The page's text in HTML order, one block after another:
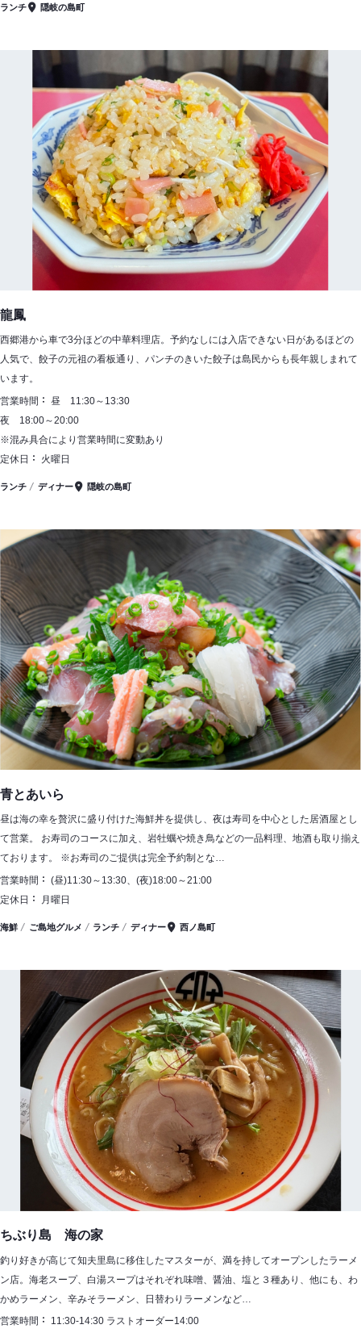
ランチ 隠岐の島町
龍鳳
西郷港から車で3分ほどの中華料理店。予約なしには入店できない日があるほどの
人気で、餃子の元祖の看板通り、パンチのきいた餃子は島民からも長年親しまれて
います。
営業時間
昼 11:30～13:30
夜 18:00～20:00
※混み具合により営業時間に変動あり
定休日
火曜日
ランチ ディナー 隠岐の島町
青とあいら
昼は海の幸を贅沢に盛り付けた海鮮丼を提供し、夜は寿司を中心とした居酒屋とし
て営業。 お寿司のコースに加え、岩牡蠣や焼き鳥などの一品料理、地酒も取り揃え
ております。 ※お寿司のご提供は完全予約制とな…
営業時間
(昼)11:30～13:30、(夜)18:00～21:00
定休日
月曜日
海鮮 ご島地グルメ ランチ ディナー 西ノ島町
ちぶり島 海の家
釣り好きが高じて知夫里島に移住したマスターが、満を持してオープンしたラーメ
ン店。海老スープ、白湯スープはそれぞれ味噌、醤油、塩と３種あり、他にも、わ
かめラーメン、辛みそラーメン、日替わりラーメンなど…
営業時間
11:30-14:30 ラストオーダー14:00